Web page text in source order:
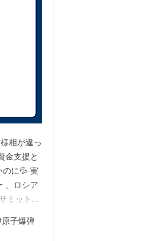
、健康被
ため、健
の大問題
造コスト
相が違っ
金支援と
のに💦 実
、ロシア
ミット
の演出
原子爆弾